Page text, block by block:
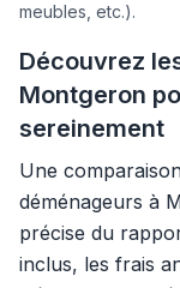
meubles, etc.).
Découvrez
Montgeron
sereinement
Une
déménageurs à
précise du
inclus, les frais